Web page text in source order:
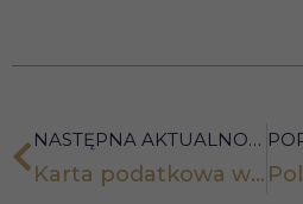
NASTĘPNA AKTUALNOŚĆ
Karta podatkowa w 2022 r. – Polski Ład przyniesie wiele zmian